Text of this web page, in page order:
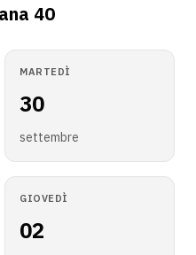
40
MARTEDÌ
30
settembre
GIOVEDÌ
02